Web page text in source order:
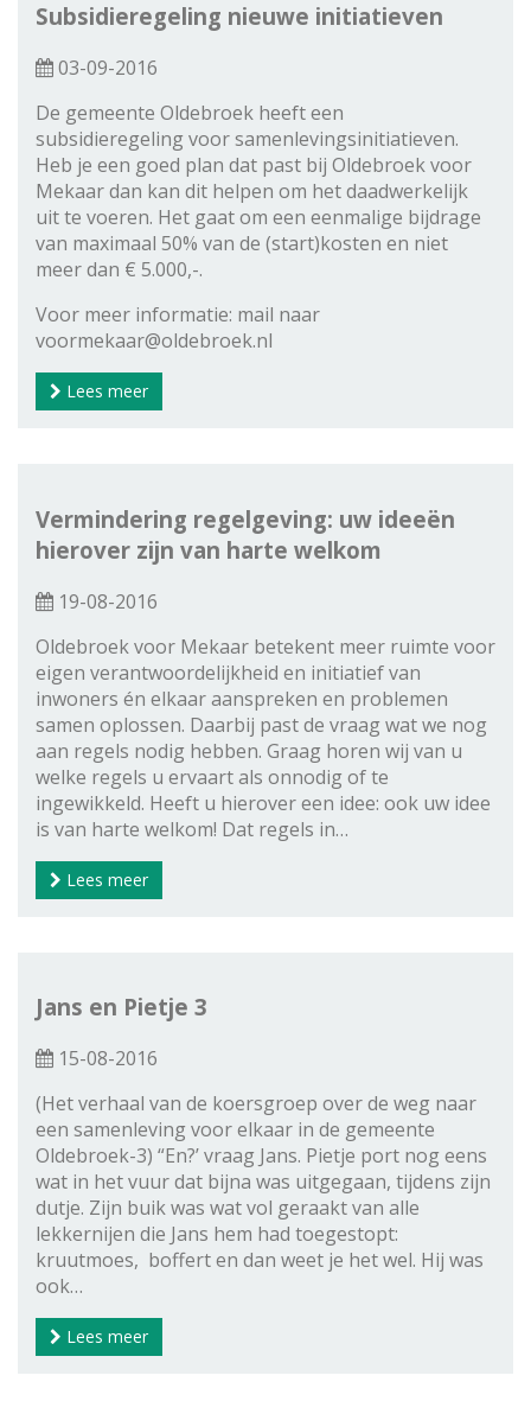
Subsidieregeling nieuwe initiatieven
03-09-2016
De gemeente Oldebroek heeft een
subsidieregeling voor samenlevingsinitiatieven.
Heb je een goed plan dat past bij Oldebroek voor
Mekaar dan kan dit helpen om het daadwerkelijk
uit te voeren. Het gaat om een eenmalige bijdrage
van maximaal 50% van de (start)kosten en niet
meer dan € 5.000,-.
Voor meer informatie: mail naar
voormekaar@oldebroek.nl
Lees meer
Vermindering regelgeving: uw ideeën
hierover zijn van harte welkom
19-08-2016
Oldebroek voor Mekaar betekent meer ruimte voor
eigen verantwoordelijkheid en initiatief van
inwoners én elkaar aanspreken en problemen
samen oplossen. Daarbij past de vraag wat we nog
aan regels nodig hebben. Graag horen wij van u
welke regels u ervaart als onnodig of te
ingewikkeld. Heeft u hierover een idee: ook uw idee
is van harte welkom! Dat regels in…
Lees meer
Jans en Pietje 3
15-08-2016
(Het verhaal van de koersgroep over de weg naar
een samenleving voor elkaar in de gemeente
Oldebroek-3) “En?’ vraag Jans. Pietje port nog eens
wat in het vuur dat bijna was uitgegaan, tijdens zijn
dutje. Zijn buik was wat vol geraakt van alle
lekkernijen die Jans hem had toegestopt:
kruutmoes, boffert en dan weet je het wel. Hij was
ook…
Lees meer